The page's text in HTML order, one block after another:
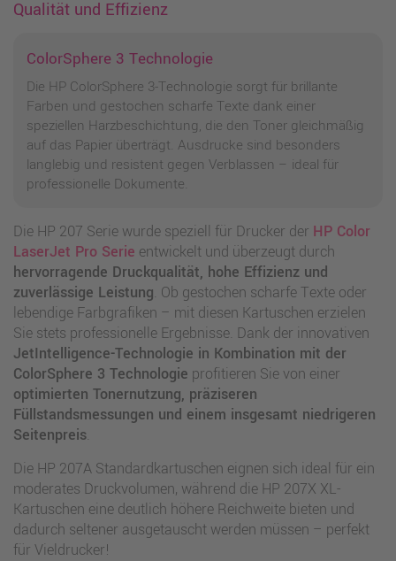
Qualität und Effizienz
ColorSphere 3 Technologie
Die HP ColorSphere 3-Technologie sorgt für brillante
Farben und gestochen scharfe Texte dank einer
speziellen Harzbeschichtung, die den Toner gleichmäßig
auf das Papier überträgt. Ausdrucke sind besonders
langlebig und resistent gegen Verblassen – ideal für
professionelle Dokumente.
Die HP 207 Serie wurde speziell für Drucker der HP Color
LaserJet Pro Serie entwickelt und überzeugt durch
hervorragende Druckqualität, hohe Effizienz und
zuverlässige Leistung. Ob gestochen scharfe Texte oder
lebendige Farbgrafiken – mit diesen Kartuschen erzielen
Sie stets professionelle Ergebnisse. Dank der innovativen
JetIntelligence-Technologie in Kombination mit der
ColorSphere 3 Technologie profitieren Sie von einer
optimierten Tonernutzung, präziseren
Füllstandsmessungen und einem insgesamt niedrigeren
Seitenpreis.
Die HP 207A Standardkartuschen eignen sich ideal für ein
moderates Druckvolumen, während die HP 207X XL-
Kartuschen eine deutlich höhere Reichweite bieten und
dadurch seltener ausgetauscht werden müssen – perfekt
für Vieldrucker!